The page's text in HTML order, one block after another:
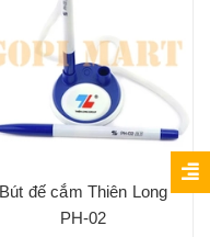
Bút đế cắm Thiên Long
PH-02